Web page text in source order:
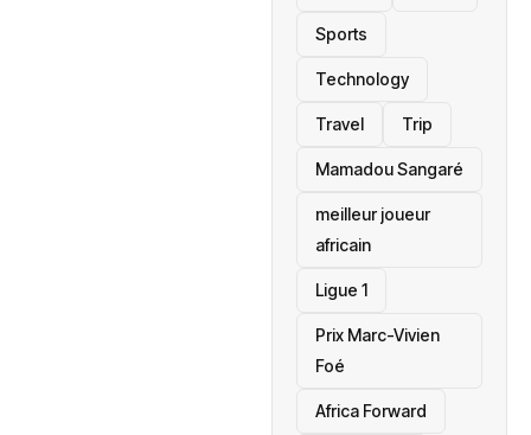
Sports
Technology
Travel Trip
Mamadou Sangaré
meilleur joueur
africain
Ligue 1
Prix Marc-Vivien
Foé
‎Africa Forward